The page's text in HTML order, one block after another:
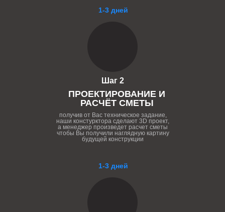
1-3 дней
1-3 дней
Шаг 2
ПРОЕКТИРОВАНИЕ И
РАСЧЁТ СМЕТЫ
получив от Вас техническое задание,
наши констурктора сделают 3D проект,
а менеджер произведет расчет сметы
чтобы Вы получили наглядную картину
будущей конструкции